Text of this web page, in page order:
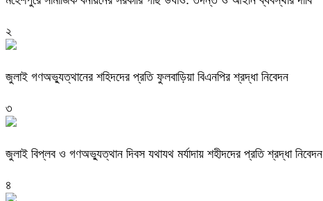
২
জুলাই গণঅভ্যুত্থানের শহিদদের প্রতি ফুলবাড়িয়া বিএনপির শ্রদ্ধা নিবেদন
৩
জুলাই বিপ্লব ও গণঅভ্যুত্থান দিবস যথাযথ মর্যাদায় শহীদদের প্রতি শ্রদ্ধা নিবেদন
৪